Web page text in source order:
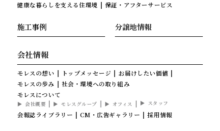
健康な暮らしを支える住環境
保証・アフターサービス
施工事例 分譲地情報
会社情報
モレスの想い トップメッセージ
お届けしたい価値
モレスの歩み
社会・環境への取り組み
モレスについて
会社概要 モレスグループ オフィス スタッフ
会報誌ライブラリー CM・広告ギャラリー 採用情報